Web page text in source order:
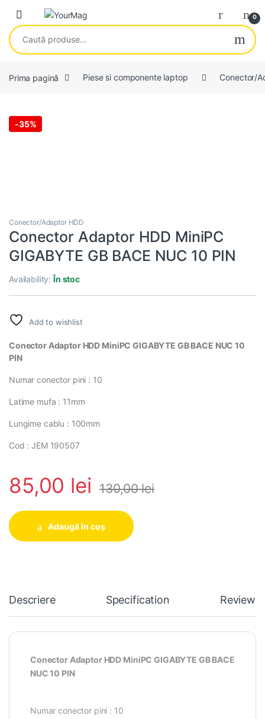
Skip to navigation
Skip to content
Open 0
Caută după:
Prima pagină Piese si componente laptop Conector/
-35%
Conector/Adaptor HDD
Conector Adaptor HDD MiniPC
GIGABYTE GB BACE NUC 10 PIN
Availability:În stoc
Add to wishlist
Conector Adaptor HDD MiniPC GIGABYTE GB BACE NUC 10
PIN
Numar conector pini : 10
Latime mufa : 11mm
Lungime cablu : 100mm
Cod : JEM 190507
85,00 lei 130,00lei
Adaugă în coș
Descriere Specification Reviews
Conector Adaptor HDD MiniPC GIGABYTE GB BACE
NUC 10 PIN
Numar conector pini : 10